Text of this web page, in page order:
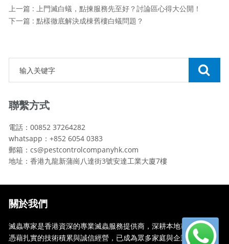
上一篇 : 上門滅白蟻，點揀服務先至好？討論區心得大公開！
下一篇 : 點樣徹底解決成棟舊樓白蟻問題？
聯繫方式
電話：00852 37264282
whatsapp：+852 6054 0383
郵箱：cs@pestcontrolcompanyhk.com
地址：香港九龍新蒲崗八達街3號安達工業大廈7樓
關於我們
滅蟲專家是香港資深的專業滅蟲服務提供商，深耕本地市場多年，
憑藉扎實的技術積累與誠信經營，已成為眾多家庭與企業信賴的蟲